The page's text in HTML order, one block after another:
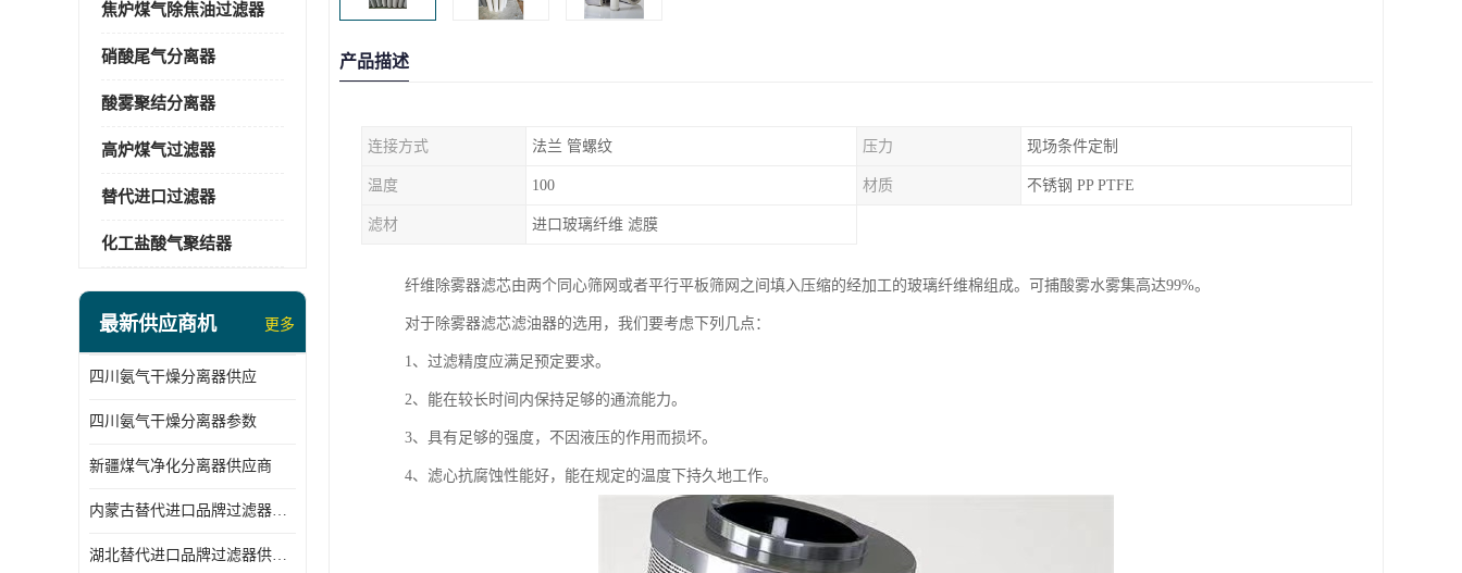
焦炉煤气除焦油过滤器
硝酸尾气分离器
酸雾聚结分离器
高炉煤气过滤器
替代进口过滤器
化工盐酸气聚结器
最新供应商机 更多
四川氨气干燥分离器供应
四川氨气干燥分离器参数
新疆煤气净化分离器供应商
内蒙古替代进口品牌过滤器厂家
湖北替代进口品牌过滤器供应商
产品描述
连接方式 法兰 管螺纹 压力 现场条件定制
温度 100 材质 不锈钢 PP PTFE
滤材 进口玻璃纤维 滤膜
纤维除雾器滤芯由两个同心筛网或者平行平板筛网之间填入压缩的经加工的玻璃纤维棉组成。可捕酸雾水雾集高达99%。
对于除雾器滤芯滤油器的选用，我们要考虑下列几点：
1、过滤精度应满足预定要求。
2、能在较长时间内保持足够的通流能力。
3、具有足够的强度，不因液压的作用而损坏。
4、滤心抗腐蚀性能好，能在规定的温度下持久地工作。